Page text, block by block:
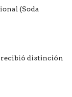
(Soda
recibió distinción